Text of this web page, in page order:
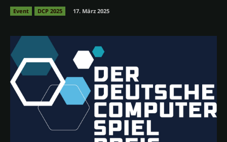
Event DCP 2025 17. März 2025